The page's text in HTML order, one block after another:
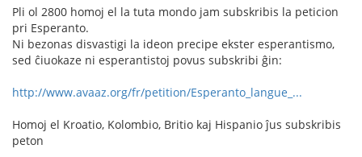
Pli ol 2800 homoj el la tuta mondo jam subskribis la peticion
pri Esperanto.
Ni bezonas disvastigi la ideon precipe ekster esperantismo,
sed ĉiuokaze ni esperantistoj povus subskribi ĝin:
http://www.avaaz.org/fr/petition/Esperanto_langue_...
Homoj el Kroatio, Kolombio, Britio kaj Hispanio ĵus subskribis
peton